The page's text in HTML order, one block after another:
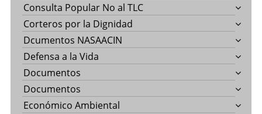
Consulta Popular No al TLC
Corteros por la Dignidad
Dcumentos NASAACIN
Defensa a la Vida
Documentos
Documentos
Económico Ambiental